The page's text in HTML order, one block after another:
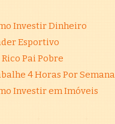
Investir Dinheiro
Esportivo
Rico Pai Pobre
4 Horas Por Semana
Investir em Imóveis